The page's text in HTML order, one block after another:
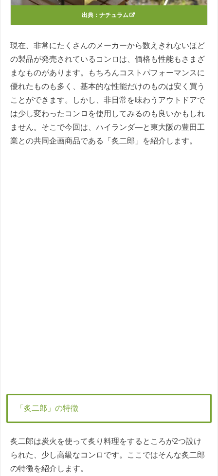
出典：ナチュラム
現在、非常にたくさんのメーカーから数えきれないほど
の製品が発売されているコンロは、価格も性能もさまざ
まなものがあります。もちろんコストパフォーマンスに
優れたものも多く、基本的な性能だけのものは安く買う
ことができます。しかし、非日常を味わうアウトドアで
は少し変わったコンロを使用してみるのも良いかもしれ
ません。そこで今回は、ハイランダ―と東大阪の豊田工
業との共同企画商品である「炙二郎」を紹介します。
「炙二郎」の特徴
炙二郎は炭火を使って炙り料理をするところが2つ設け
られた、少し高級なコンロです。ここではそんな炙二郎
の特徴を紹介します。